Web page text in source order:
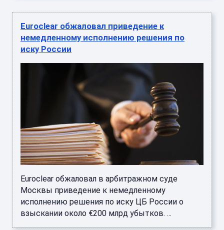
Euroclear обжаловал приведение к
немедленному исполнению решения по
иску России
Euroclear обжаловал в арбитражном суде
Москвы приведение к немедленному
исполнению решения по иску ЦБ России о
взыскании около €200 млрд убытков. ...